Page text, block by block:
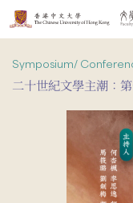
Symposium/
二十世紀文學主潮：